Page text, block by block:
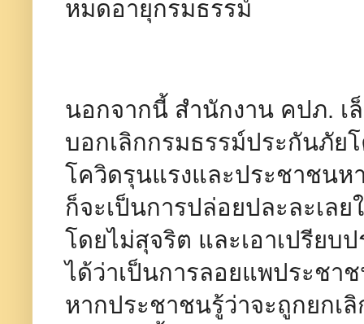
หมดอายุกรมธรรม์
นอกจากนี้ สำนักงาน คปภ. เ
บอกเลิกกรมธรรม์ประกันภั
โควิดรุนแรงและประชาชนห
ก็จะเป็นการปล่อยปละละเล
โดยไม่สุจริต และเอาเปรียบ
ได้ว่าเป็นการลอยแพประชา
หากประชาชนรู้ว่าจะถูกยกเ